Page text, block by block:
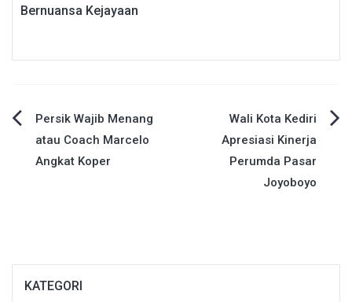
Bernuansa Kejayaan
Navigasi
pos
Persik Wajib Menang
atau Coach Marcelo
Angkat Koper
Wali Kota Kediri
Apresiasi Kinerja
Perumda Pasar
Joyoboyo
KATEGORI